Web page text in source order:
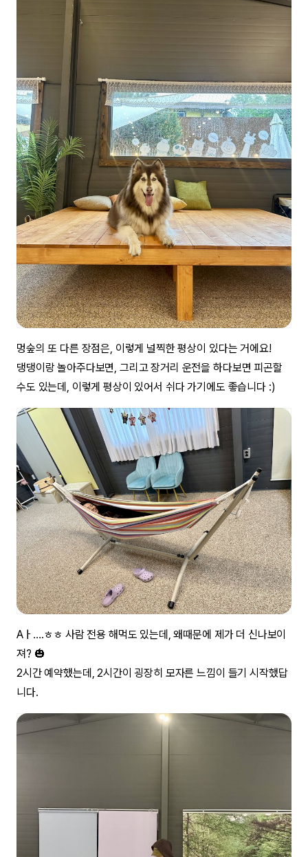
멍숲의 또 다른 장점은, 이렇게 널찍한 평상이 있다는 거에요!
댕댕이랑 놀아주다보면, 그리고 장거리 운전을 하다보면 피곤할
수도 있는데, 이렇게 평상이 있어서 쉬다 가기에도 좋습니다 :)
Aㅏ….ㅎㅎ 사람 전용 해먹도 있는데, 왜때문에 제가 더 신나보이
져? 🎃
2시간 예약했는데, 2시간이 굉장히 모자른 느낌이 들기 시작했답
니다.